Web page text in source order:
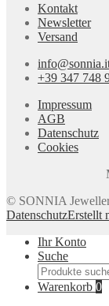
Kontakt
Newsletter
Versand
+39 347 748
Impressum
AGB
Datenschutz
Cookies
© SONNIA
DatenschutzErstellt
Ihr Konto
Suche
Suchen
nach:
Warenkorb 0